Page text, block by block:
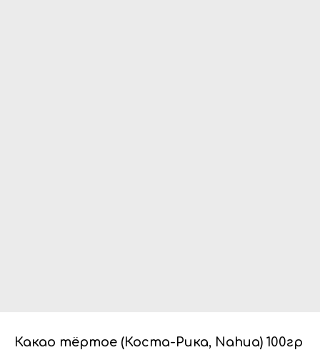
Какао тёртое (Коста-Рика, Nahua) 100гр